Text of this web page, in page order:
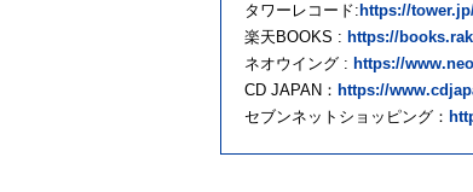
タワーレコード: https://
楽天BOOKS : https://
ネオウイング : https://
CD JAPAN： https://
セブンネットショッピング：